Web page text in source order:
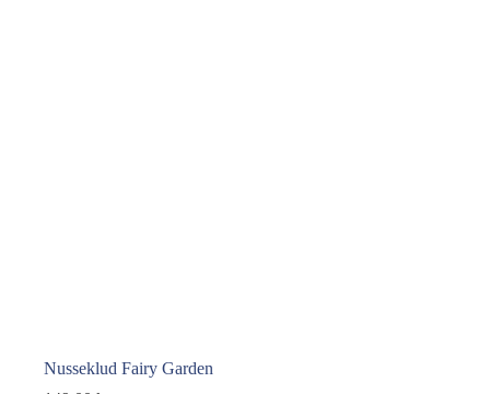
Nusseklud Fairy Garden